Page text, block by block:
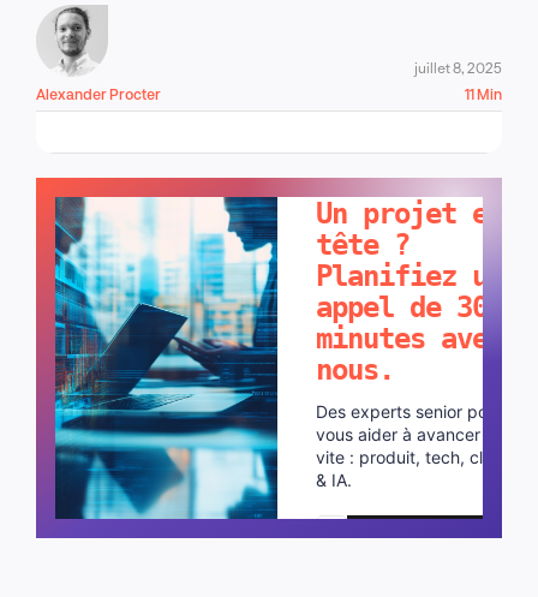
Alexander Procter
juillet 8, 2025
11 Min
Un projet en
tête ?
Planifiez un
appel de 30
minutes avec
nous.
Des experts senior pour
vous aider à avancer plus
vite : produit, tech, cloud
& IA.
Planifier un appel